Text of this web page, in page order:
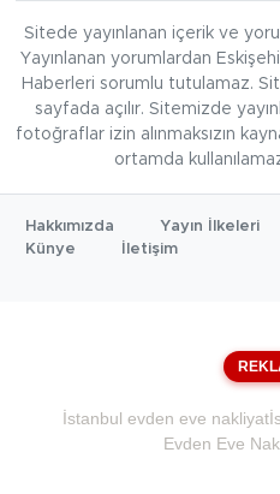
Sitede yayınlanan içerik ve
Yayınlanan yorumlardan
Haberleri sorumlu tutulamaz.
sayfada açılır. Sitemizde
fotoğraflar izin alınmaksızın
ortamda
Hakkımızda
Yayın İlkeleri
Künye
İletişim
İstanbul evden eve nakliyat
Evden Eve